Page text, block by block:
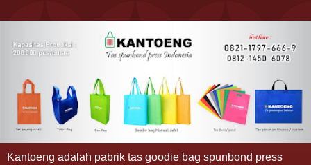
Kantoeng adalah pabrik tas goodie bag spunbond press